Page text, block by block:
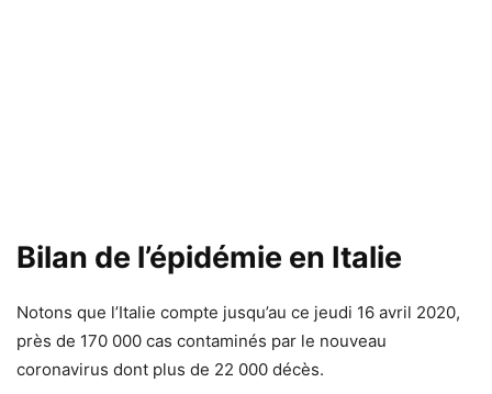
Bilan de l’épidémie en Italie
Notons que l’Italie compte jusqu’au ce jeudi 16 avril 2020,
près de 170 000 cas contaminés par le nouveau
coronavirus dont plus de 22 000 décès.